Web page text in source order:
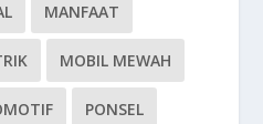
MANFAAT
MOBIL MEWAH
PONSEL